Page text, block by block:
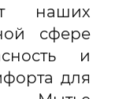
наших
сфере
и
для